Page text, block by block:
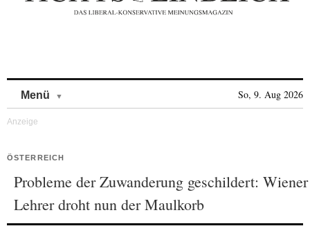
Menü So, 9. Aug 2026
ÖSTERREICH
Probleme der Zuwanderung geschildert: Wiener
Lehrer droht nun der Maulkorb